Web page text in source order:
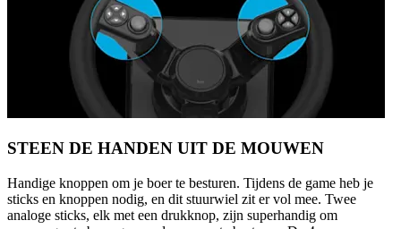
STEEN DE HANDEN UIT DE MOUWEN
Handige knoppen om je boer te besturen. Tijdens de game heb je
sticks en knoppen nodig, en dit stuurwiel zit er vol mee. Twee
analoge sticks, elk met een drukknop, zijn superhandig om